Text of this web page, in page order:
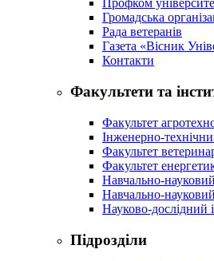
Профком
Громадська
Рада ветеранів
Газета «Вісник
Контакти
Факультети та
Факультет
Інженерно-
Факультет
Факультет
Навчально-науковий
Навчально-
Науково-дослідний
Підрозділи